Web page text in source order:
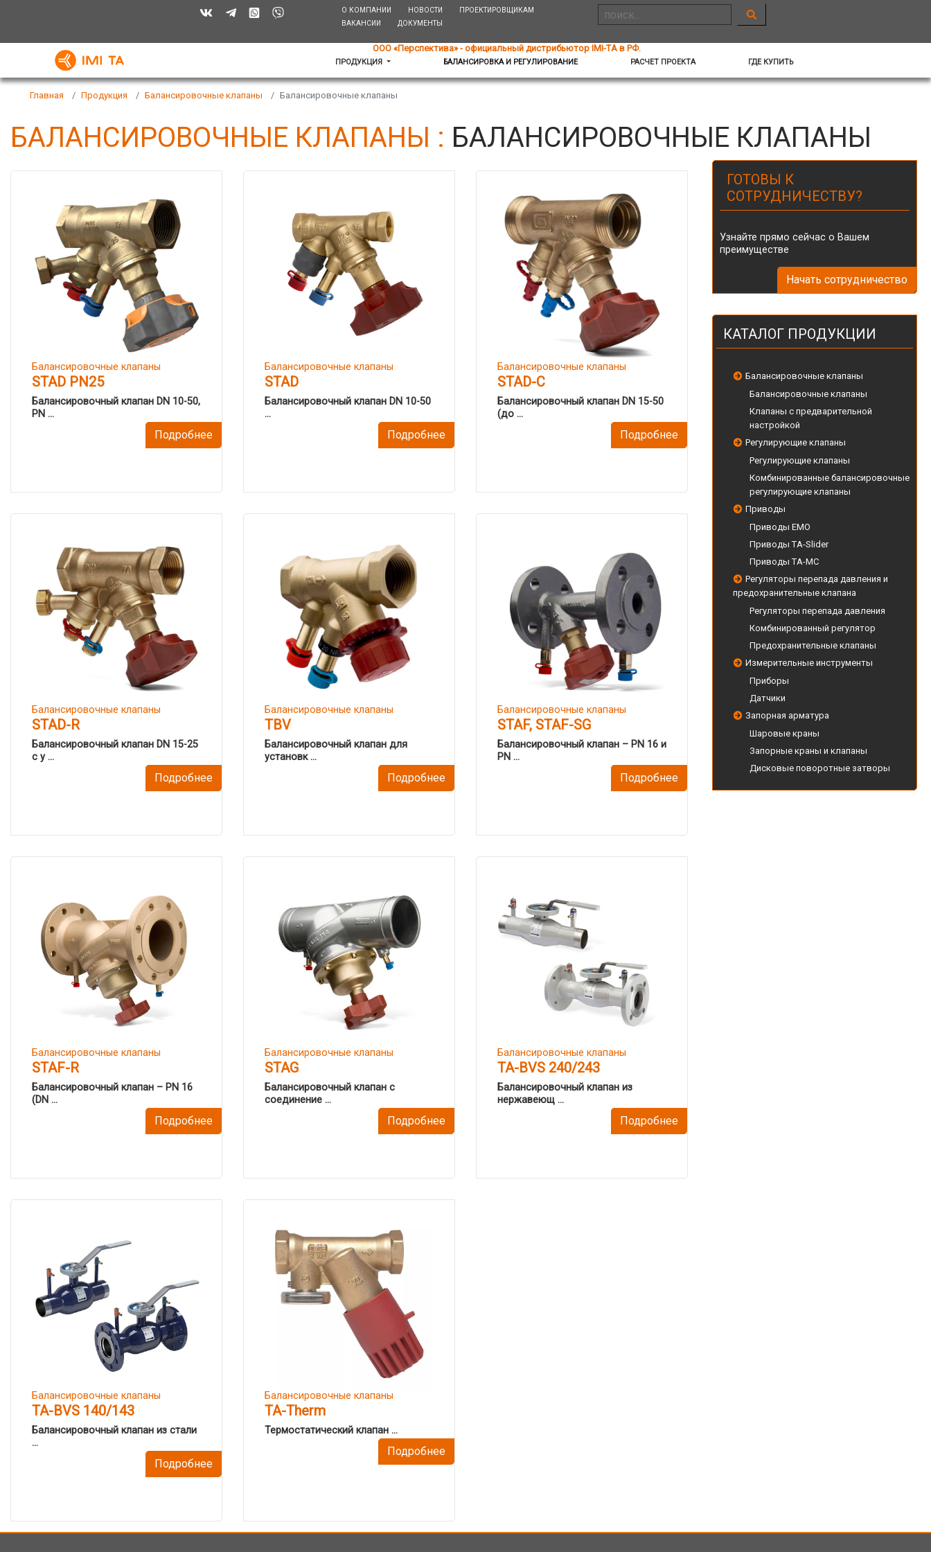
О КОМПАНИИ НОВОСТИ
ПРОЕКТИРОВЩИКАМ
ВАКАНСИИ
ДОКУМЕНТЫ
ООО «Перспектива» - официальный дистрибьютор IMI-TA в РФ.
ПРОДУКЦИЯ БАЛАНСИРОВКА И РЕГУЛИРОВАНИЕ РАСЧЕТ ПРОЕКТА ГДЕ КУПИТЬ
Главная Продукция Балансировочные клапаны Балансировочные клапаны
БАЛАНСИРОВОЧНЫЕ КЛАПАНЫ : БАЛАНСИРОВОЧНЫЕ КЛАПАНЫ
Балансировочные клапаны
STAD PN25
Балансировочный клапан DN 10-50,
PN ...
Подробнее
Балансировочные клапаны
STAD
Балансировочный клапан DN 10-50
...
Подробнее
Балансировочные клапаны
STAD-С
Балансировочный клапан DN 15-50
(до ...
Подробнее
Балансировочные клапаны
STAD-R
Балансировочный клапан DN 15-25
с у ...
Подробнее
Балансировочные клапаны
TBV
Балансировочный клапан для
установк ...
Подробнее
Балансировочные клапаны
STAF, STAF-SG
Балансировочный клапан – PN 16 и
PN ...
Подробнее
Балансировочные клапаны
STAF-R
Балансировочный клапан – PN 16
(DN ...
Подробнее
Балансировочные клапаны
STAG
Балансировочный клапан с
соединение ...
Подробнее
Балансировочные клапаны
TA-BVS 240/243
Балансировочный клапан из
нержавеющ ...
Подробнее
Балансировочные клапаны
TA-BVS 140/143
Балансировочный клапан из стали
...
Подробнее
Балансировочные клапаны
TA-Therm
Термостатический клапан ...
Подробнее
ГОТОВЫ К
СОТРУДНИЧЕСТВУ?
Узнайте прямо сейчас о Вашем
преимуществе
Начать сотрудничество
КАТАЛОГ ПРОДУКЦИИ
Балансировочные клапаны
Балансировочные клапаны
Клапаны с предварительной
настройкой
Регулирующие клапаны
Регулирующие клапаны
Комбинированные балансировочные
регулирующие клапаны
Приводы
Приводы EMO
Приводы TA-Slider
Приводы TA-MC
Регуляторы перепада давления и
предохранительные клапана
Регуляторы перепада давления
Комбинированный регулятор
Предохранительные клапаны
Измерительные инструменты
Приборы
Датчики
Запорная арматура
Шаровые краны
Запорные краны и клапаны
Дисковые поворотные затворы